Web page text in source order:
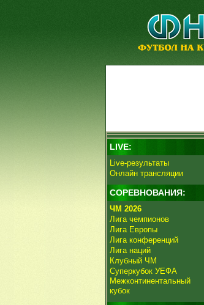
LIVE:
Live-результаты
Онлайн трансляции
СОРЕВНОВАНИЯ:
ЧМ 2026
Лига чемпионов
Лига Европы
Лига конференций
Лига наций
Клубный ЧМ
Суперкубок УЕФА
Межконтинентальный
кубок